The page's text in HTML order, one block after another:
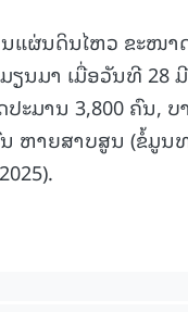
ແຜ່ນດິນໄຫວ ຂະໜາດ
ນມາ ເມື່ອວັນທີ 28
ະມານ 3,800 ຄົນ, ບ
ຫາຍສາບສູນ (ຂໍ້ມູນ